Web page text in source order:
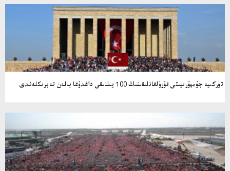
تۈركىيە جۇمھۇرىيىتى قۇرۇلغانلىقىنىڭ 100 يىللىقى داغدۇغا بىلەن تەبرىكلەندى